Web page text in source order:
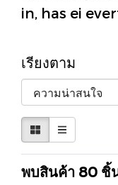
in, has ei
เรียงตาม
พบสินค้า 80 ชิ้